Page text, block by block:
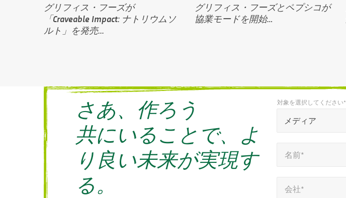
グリフィス・フーズが
「Craveable Impact: ナトリウムソ
ルト」を発売...
グリフィス・フーズとペプシコが
協業モードを開始…
さあ、作ろう
共にいることで、よ
り良い未来が実現す
る。
メディア
対象を選択してください*
名前*
会社*